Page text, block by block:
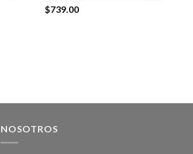
$739.00
NOSOTROS